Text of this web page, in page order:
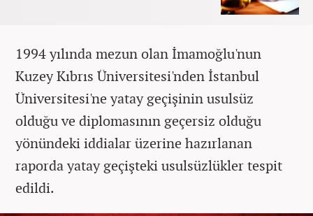
1994 yılında mezun olan İmamoğlu'nun
Kuzey Kıbrıs Üniversitesi'nden İstanbul
Üniversitesi'ne yatay geçişinin usulsüz
olduğu ve diplomasının geçersiz olduğu
yönündeki iddialar üzerine hazırlanan
raporda yatay geçişteki usulsüzlükler tespit
edildi.